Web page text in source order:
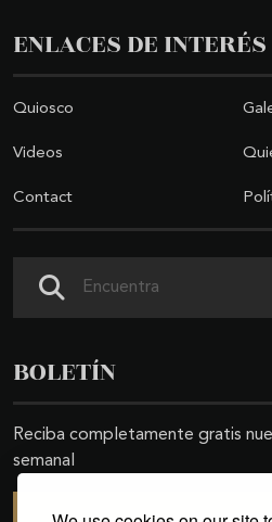
ENLACES DE INTERÉS
Quiosco
Videos
Contact
BOLETÍN
Reciba completamente gratis
semanal